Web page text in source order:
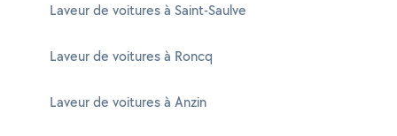
Laveur de voitures à Saint-Saulve
Laveur de voitures à Roncq
Laveur de voitures à Anzin